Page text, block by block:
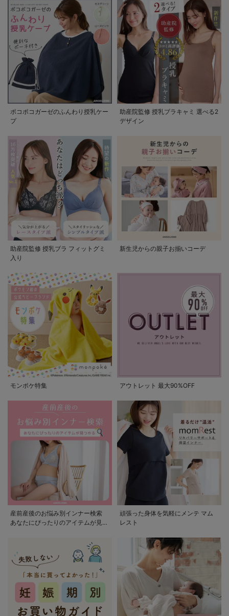
ポコポコガーゼのふんわり授乳ケー
プ
助産院監修 授乳ブラキャミ 選べる2
デザイン
助産院監修 授乳ブラ フィットグミ
入り
新生児からの親子お揃いコーデ
モンポケ特集 アウトレット 最大90%OFF
産前産後のお悩み別インナー検索
あなたにぴったりのアイテムが見つ
頑張った身体を気軽にメンテ マム
レスト